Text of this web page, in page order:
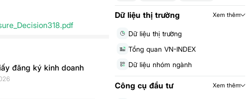
đăng ký kinh doanh
Dữ liệu thị trường Xem thêm
Dữ liệu thị trường
Tổng quan VN-INDEX
Dữ liệu nhóm ngành
Công cụ đầu tư Xem thêm